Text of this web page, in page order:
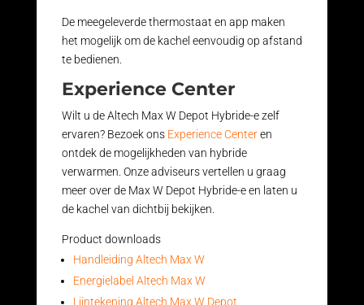
De meegeleverde thermostaat en app maken
het mogelijk om de kachel eenvoudig op afstand
te bedienen.
Experience Center
Wilt u de Altech Max W Depot Hybride-e zelf
ervaren? Bezoek ons Experience Centeren
ontdek de mogelijkheden van hybride
verwarmen. Onze adviseurs vertellen u graag
meer over de Max W Depot Hybride-e en laten u
de kachel van dichtbij bekijken.
Product downloads
Handleiding Altech Max W
Energielabel Altech Max W
Lijntekening Altech Max W Depot